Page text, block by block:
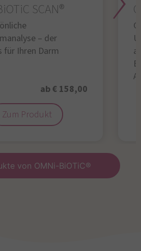
SCAN®
– der
für Ihren Darm
ab € 158,00
Zum Produkt
von OMNi-BiOTiC®